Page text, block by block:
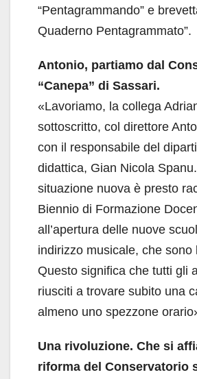
“Pentagrammando” e
Quaderno Pentagrammato”.
Antonio, partiamo dal
“Canepa” di Sassari.
«Lavoriamo, la collega
sottoscritto, col direttore
con il responsabile del
didattica, Gian Nicola
situazione nuova è presto
Biennio di Formazione
all’apertura delle nuove
indirizzo musicale, che sono
Questo significa che tutti gli
riusciti a trovare subito una
almeno uno spezzone
Una rivoluzione. Che si
riforma del Conservatorio